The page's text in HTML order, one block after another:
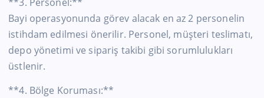
Bayi operasyonunda görev alacak en az 2 personelin
istihdam edilmesi önerilir. Personel, müşteri teslimatı,
depo yönetimi ve sipariş takibi gibi sorumlulukları
üstlenir.
**4. Bölge Koruması:**